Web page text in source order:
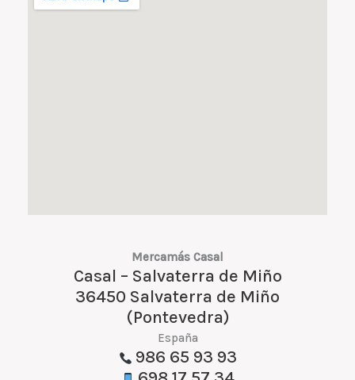
Mercamás Casal
Casal – Salvaterra de Miño
36450 Salvaterra de Miño
(Pontevedra)
España
986 65 93 93